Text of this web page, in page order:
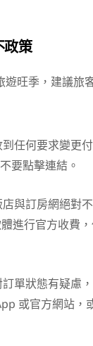
政策
遊旺季，建議旅
任何要求變更
要點擊連結。
店與訂房網絕對
進行官方收費
單狀態有疑慮
或官方網站，